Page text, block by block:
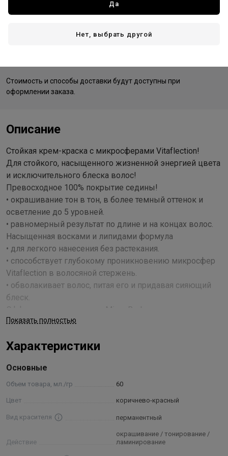
Германия - страна производства
Стоимость и способы доставки будут доступны при
оформлении заказа.
Описание
Стойкая крем-краска с микросферами Vitaflection!
Для стойкого, насыщенного жизненной энергией цвета
и исключительного блеска волос!
Превосходное 100% покрытие седины!
• окрашивание тон в тон, в более темный оттенок и
осветление до 5 уровней.
• равномерный результат по длине и на концах волос.
Насыщенная восками и липидами формула
• для легкого нанесения без растекания.
• способствует глубокому проникновению микросфер
Vitaflection в волосяной стержень.
• обволакивает волос, питая его и придавая сияющий
блеск.
красных и фиолетовых направлений
образом, повышая стойкость цвета.
логотипом Micro Reds.
• универсальность: вы можете свободно смешивать
Изысканная парфюмерная композиция Londa
Professional, маскирующая запах аммиака, превращает
процедуру окрашивания в истинное удовольствие для
Показать полностью
Характеристики
Основные
Объем товара, мл./гр 60
Цвет коричнево-красный
Вид красителя перманентный
Действие
окрашивание / тонирование /
ламинирование
Да
Нет, выбрать другой